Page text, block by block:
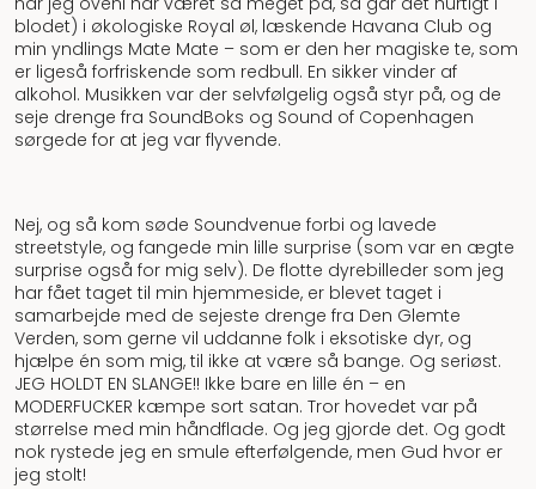
blodet) i økologiske Royal øl, læskende Havana Club og
min yndlings Mate Mate – som er den her magiske te, som
er ligeså forfriskende som redbull. En sikker vinder af
alkohol. Musikken var der selvfølgelig også styr på, og de
seje drenge fra SoundBoks og Sound of Copenhagen
sørgede for at jeg var flyvende.
Nej, og så kom søde Soundvenue forbi og lavede
streetstyle, og fangede min lille surprise (som var en ægte
surprise også for mig selv). De flotte dyrebilleder som jeg
har fået taget til min hjemmeside, er blevet taget i
samarbejde med de sejeste drenge fra Den Glemte
Verden, som gerne vil uddanne folk i eksotiske dyr, og
hjælpe én som mig, til ikke at være så bange. Og seriøst.
JEG HOLDT EN SLANGE!! Ikke bare en lille én – en
MODERFUCKER kæmpe sort satan. Tror hovedet var på
størrelse med min håndflade. Og jeg gjorde det. Og godt
nok rystede jeg en smule efterfølgende, men Gud hvor er
jeg stolt!